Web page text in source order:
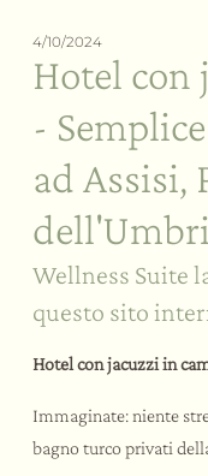
La nostra filosofia
Richiesta
Prenotazione
Come raggiungerci
Galleria immagini
La tenuta
Il Country Resort
La villa
L’ospitalità
Offerte in Umbria
Servizi
I sapori
Il nostro ristorante
Cene Sotto le Stelle
La nostra cantina
Il
La Social SPA
La Private SPA
Day SPA
Rituali di benessere
Gli eventi
Meeting e Congressi
Team building a tema
Matrimoni ed eventi
Le
4/10/2024
Hotel con
-
ad Assisi,
Wellness Suite
questo sito
Hotel con jacuzzi in
Immaginate: niente
bagno turco privati